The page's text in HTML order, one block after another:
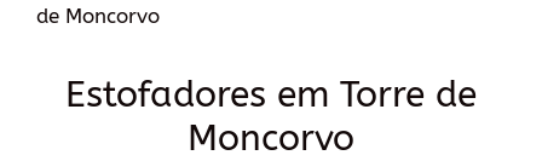
de Moncorvo
Estofadores em Torre de
Moncorvo